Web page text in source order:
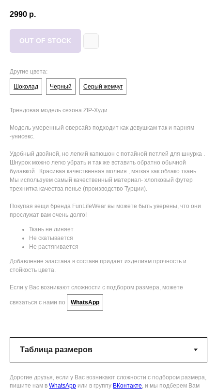
2990 р.
OUT OF STOCK
Другие цвета:
Шоколад Черный Серый жемчуг
Трендовая модель сезона ZIP-Худи .
Модель умеренный оверсайз подходит как девушкам так и парням
-унисекс.
Удобный двойной, но легкий капюшон с потайной петлей для шнурка .
Шнурок можно легко убрать и так же вставить обратно обычной
булавкой . Красивая качественная молния , мягкая как облако ткань.
Мы используем самый качественный материал- хлопковый футер
трехнитка качества пенье (производство Турции).
Покупая вещи бренда FunLifeWear вы можете быть уверены, что они
прослужат вам очень долго!
Ткань не линяет
Не скатывается
Не растягивается
Добавление эластана в составе придает изделиям прочность и
стойкость цвета.
Если у Вас возникают сложности с подбором размера, можете
связаться с нами по WhatsApp
Дорогие друзья, если у Вас возникают сложности с подбором размера,
пишите нам в WhatsApp или в группу ВКонтакте, и мы подберем Вам